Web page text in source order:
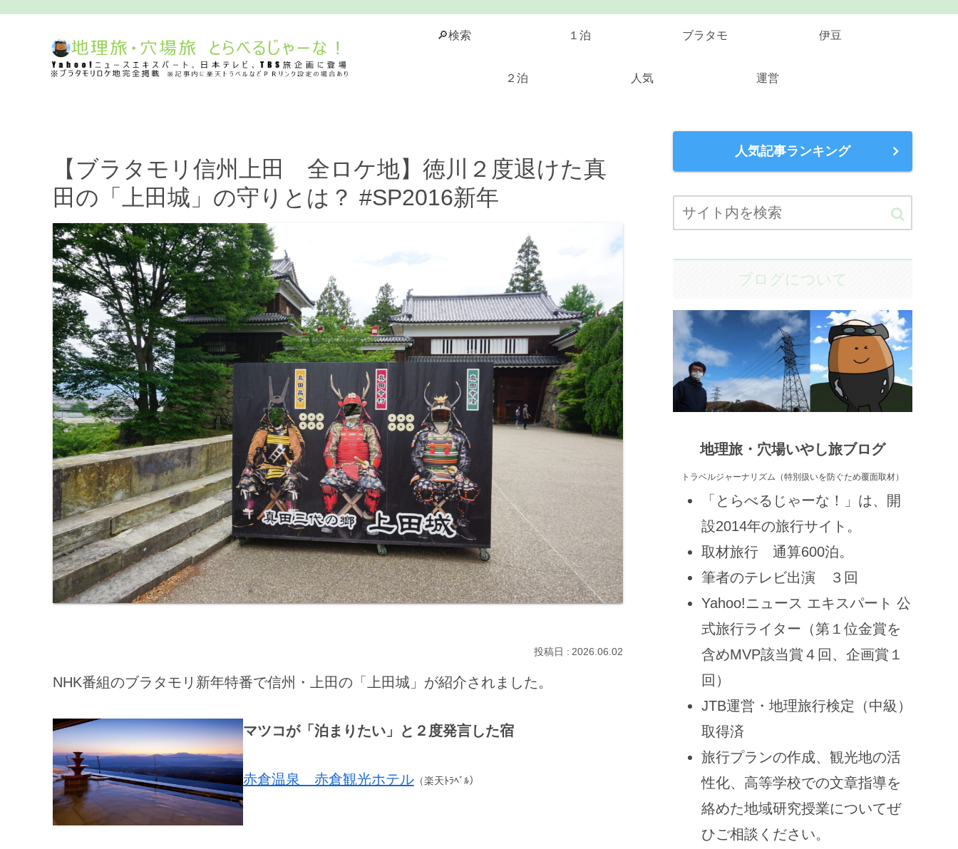
🔎検索 １泊 ブラタモ 伊豆
２泊 人気 運営
【ブラタモリ信州上田 全ロケ地】徳川２度退けた真
田の「上田城」の守りとは？ #SP2016新年
2026.06.02
NHK番組のブラタモリ新年特番で信州・上田の「上田城」が紹介されました。
マツコが「泊まりたい」と２度発言した宿
赤倉温泉 赤倉観光ホテル（楽天ﾄﾗﾍﾞﾙ）
人気記事ランキング
ブログについて
地理旅・穴場いやし旅ブログ
トラベルジャーナリズム（特別扱いを防ぐため覆面取材）
「とらべるじゃーな！」は、開
設2014年の旅行サイト。
取材旅行 通算600泊。
筆者のテレビ出演 ３回
Yahoo!ニュース エキスパート 公
式旅行ライター（第１位金賞を
含めMVP該当賞４回、企画賞１
回）
JTB運営・地理旅行検定（中級）
取得済
旅行プランの作成、観光地の活
性化、高等学校での文章指導を
絡めた地域研究授業についてぜ
ひご相談ください。